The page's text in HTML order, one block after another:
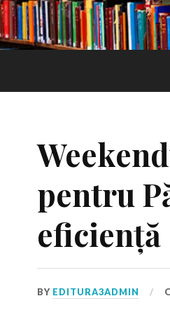
pentru
eficiență
BY EDITURA3ADMIN